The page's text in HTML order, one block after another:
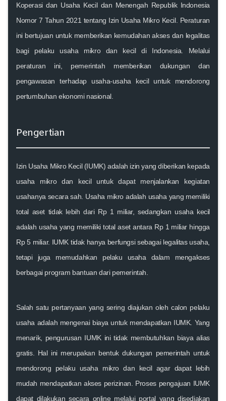
Koperasi dan Usaha Kecil dan Menengah Republik Indonesia
Nomor 7 Tahun 2021 tentang Izin Usaha Mikro Kecil. Peraturan
ini bertujuan untuk memberikan kemudahan akses dan legalitas
bagi pelaku usaha mikro dan kecil di Indonesia. Melalui
peraturan ini, pemerintah memberikan dukungan dan
pengawasan terhadap usaha-usaha kecil untuk mendorong
pertumbuhan ekonomi nasional.
Pengertian
Izin Usaha Mikro Kecil (IUMK) adalah izin yang diberikan kepada
usaha mikro dan kecil untuk dapat menjalankan kegiatan
usahanya secara sah. Usaha mikro adalah usaha yang memiliki
total aset tidak lebih dari Rp 1 miliar, sedangkan usaha kecil
adalah usaha yang memiliki total aset antara Rp 1 miliar hingga
Rp 5 miliar. IUMK tidak hanya berfungsi sebagai legalitas usaha,
tetapi juga memudahkan pelaku usaha dalam mengakses
berbagai program bantuan dari pemerintah.
Salah satu pertanyaan yang sering diajukan oleh calon pelaku
usaha adalah mengenai biaya untuk mendapatkan IUMK. Yang
menarik, pengurusan IUMK ini tidak membutuhkan biaya alias
gratis. Hal ini merupakan bentuk dukungan pemerintah untuk
mendorong pelaku usaha mikro dan kecil agar dapat lebih
mudah mendapatkan akses perizinan. Proses pengajuan IUMK
dapat dilakukan secara online melalui portal yang disediakan